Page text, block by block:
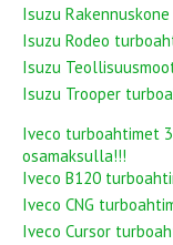
Isuzu
Isuzu Rodeo
Isuzu
Isuzu Trooper
Iveco turboahtimet
osamaksulla!!!
Iveco B120
Iveco CNG
Iveco Cursor